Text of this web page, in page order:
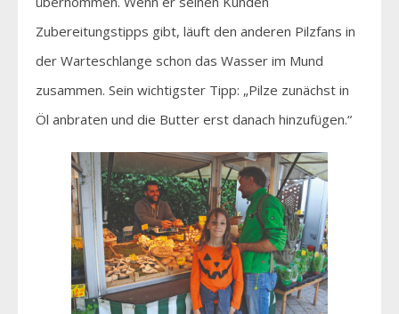
Zubereitungstipps gibt, läuft den anderen Pilzfans in
der Warteschlange schon das Wasser im Mund
zusammen. Sein wichtigster Tipp: „Pilze zunächst in
Öl anbraten und die Butter erst danach hinzufügen.“